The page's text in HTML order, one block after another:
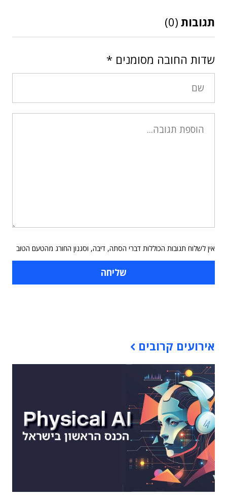
תגובות (0)
שדות החובה מסומנים *
אין לשלוח תגובות הכוללות דברי הסתה, דיבה, וסגנון החורג מהטעם הטוב
אירועים קרובים